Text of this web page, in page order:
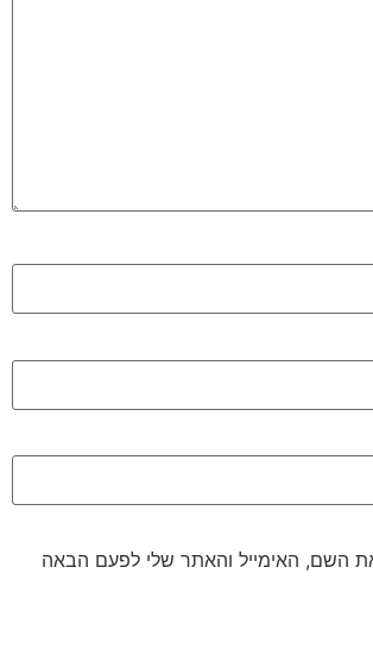
השם, האימייל והאתר שלי לפעם הבאה